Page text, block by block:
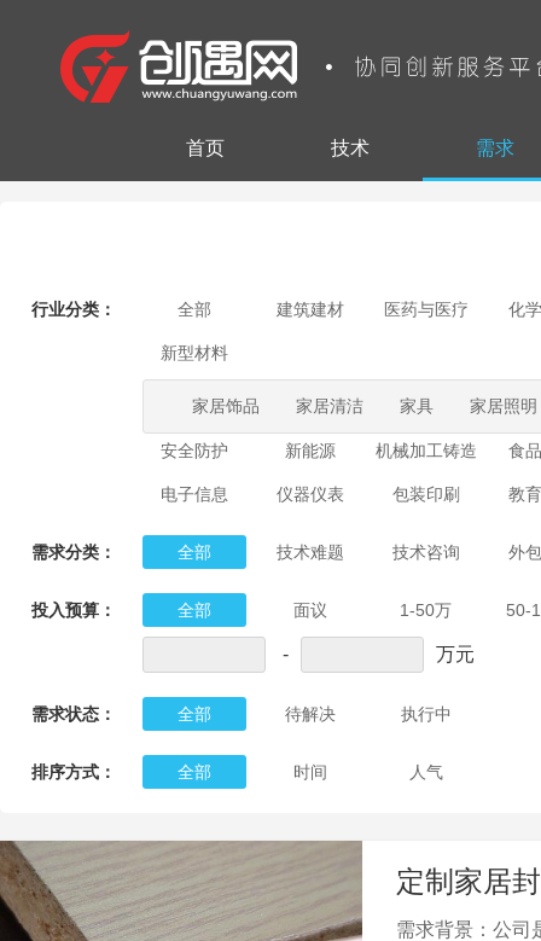
首页 技术 需求
行业分类： 全部 建筑建材 医药与医疗 化
新型材料
家居饰品 家居清洁 家具 家居照明
安全防护 新能源 机械加工铸造 食
电子信息 仪器仪表 包装印刷 教
需求分类： 全部 技术难题 技术咨询 外
投入预算： 全部 面议 1-50万 50-
- 万元
需求状态： 全部 待解决 执行中
排序方式： 全部 时间 人气
定制家居
需求背景：公司